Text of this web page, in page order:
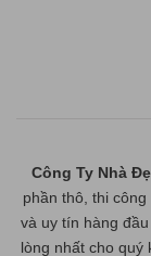
Công Ty Nhà
phần thô, thi
và uy tín hàng
lòng nhất cho quý